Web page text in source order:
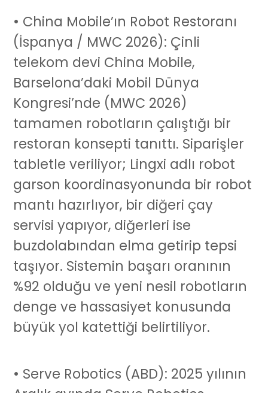
• China Mobile’ın Robot Restoranı
(İspanya / MWC 2026): Çinli
telekom devi China Mobile,
Barselona’daki Mobil Dünya
Kongresi’nde (MWC 2026)
tamamen robotların çalıştığı bir
restoran konsepti tanıttı. Siparişler
tabletle veriliyor; Lingxi adlı robot
garson koordinasyonunda bir robot
mantı hazırlıyor, bir diğeri çay
servisi yapıyor, diğerleri ise
buzdolabından elma getirip tepsi
taşıyor. Sistemin başarı oranının
%92 olduğu ve yeni nesil robotların
denge ve hassasiyet konusunda
büyük yol katettiği belirtiliyor.
• Serve Robotics (ABD): 2025 yılının